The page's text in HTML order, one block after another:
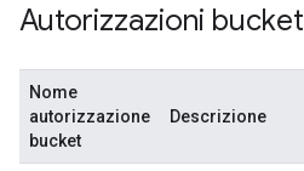
Autorizzazioni bucket
Nome
autorizzazione
bucket
Descrizione